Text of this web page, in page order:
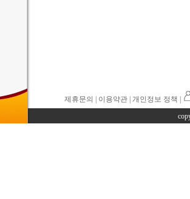
제휴문의 이용약관| 개인정보 정책 |